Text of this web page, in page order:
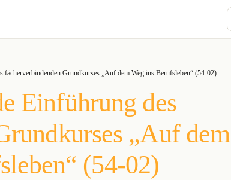
fächerverbindenden Grundkurses „Auf dem Weg ins Berufsleben“ (54-02)
Einführung des
„Auf dem
(54-02)